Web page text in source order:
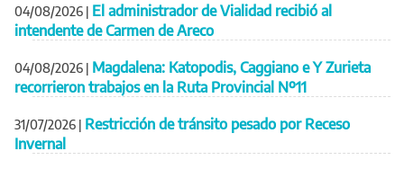
04/08/2026 | El administrador de Vialidad recibió al
intendente de Carmen de Areco
04/08/2026 | Magdalena: Katopodis, Caggiano e Y Zurieta
recorrieron trabajos en la Ruta Provincial Nº11
31/07/2026 | Restricción de tránsito pesado por Receso
Invernal